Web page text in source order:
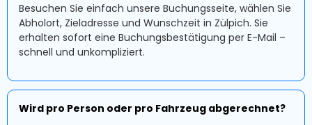
Besuchen Sie einfach unsere Buchungsseite, wählen Sie
Abholort, Zieladresse und Wunschzeit in Zülpich. Sie
erhalten sofort eine Buchungsbestätigung per E-Mail –
schnell und unkompliziert.
Wird pro Person oder pro Fahrzeug abgerechnet?